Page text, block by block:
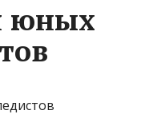
юных